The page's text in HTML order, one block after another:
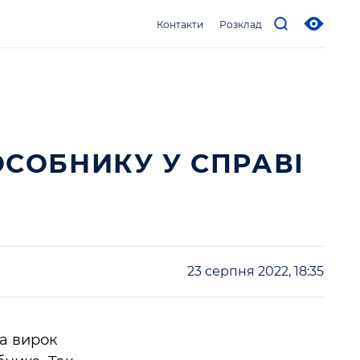
Контакти Розклад
У СПРАВІ
23 серпня 2022, 18:35
вирок